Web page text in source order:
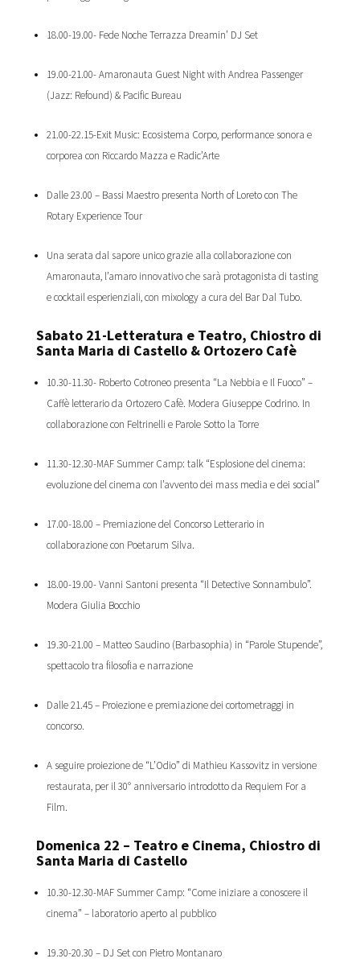
18.00-19.00- Fede Noche Terrazza Dreamin’ DJ Set
19.00-21.00- Amaronauta Guest Night with Andrea Passenger
(Jazz: Refound) & Pacific Bureau
21.00-22.15-Exit Music: Ecosistema Corpo, performance sonora e
corporea con Riccardo Mazza e Radic’Arte
Dalle 23.00 – Bassi Maestro presenta North of Loreto con The
Rotary Experience Tour
Una serata dal sapore unico grazie alla collaborazione con
Amaronauta, l’amaro innovativo che sarà protagonista di tasting
e cocktail esperienziali, con mixology a cura del Bar Dal Tubo.
Sabato 21-Letteratura e Teatro, Chiostro di
Santa Maria di Castello & Ortozero Cafè
10.30-11.30- Roberto Cotroneo presenta “La Nebbia e Il Fuoco” –
Caffè letterario da Ortozero Cafè. Modera Giuseppe Codrino. In
collaborazione con Feltrinelli e Parole Sotto la Torre
11.30-12.30-MAF Summer Camp: talk “Esplosione del cinema:
evoluzione del cinema con l’avvento dei mass media e dei social”
17.00-18.00 – Premiazione del Concorso Letterario in
collaborazione con Poetarum Silva.
18.00-19.00- Vanni Santoni presenta “Il Detective Sonnambulo”.
Modera Giulia Bocchio
19.30-21.00 – Matteo Saudino (Barbasophia) in “Parole Stupende”,
spettacolo tra filosofia e narrazione
Dalle 21.45 – Proiezione e premiazione dei cortometraggi in
concorso.
A seguire proiezione de “L’Odio” di Mathieu Kassovitz in versione
restaurata, per il 30° anniversario introdotto da Requiem For a
Film.
Domenica 22 – Teatro e Cinema, Chiostro di
Santa Maria di Castello
10.30-12.30-MAF Summer Camp: “Come iniziare a conoscere il
cinema” – laboratorio aperto al pubblico
19.30-20.30 – DJ Set con Pietro Montanaro